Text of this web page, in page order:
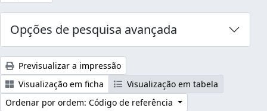
Opções de pesquisa avançada
Previsualizar a impressão
Visualização em ficha
Visualização em tabela
Ordenar por ordem: Código de referência